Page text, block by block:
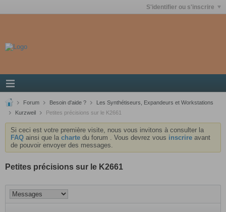
S'identifier ou s'inscrire
Forum Besoin d'aide ?
Les Synthétiseurs, Expandeurs et Workstations
Kurzweil
Petites précisions sur le K2661
Si ceci est votre première visite, nous vous invitons à consulter la
FAQ ainsi que la charte du forum . Vous devrez vous inscrire avant
de pouvoir envoyer des messages.
Petites précisions sur le K2661